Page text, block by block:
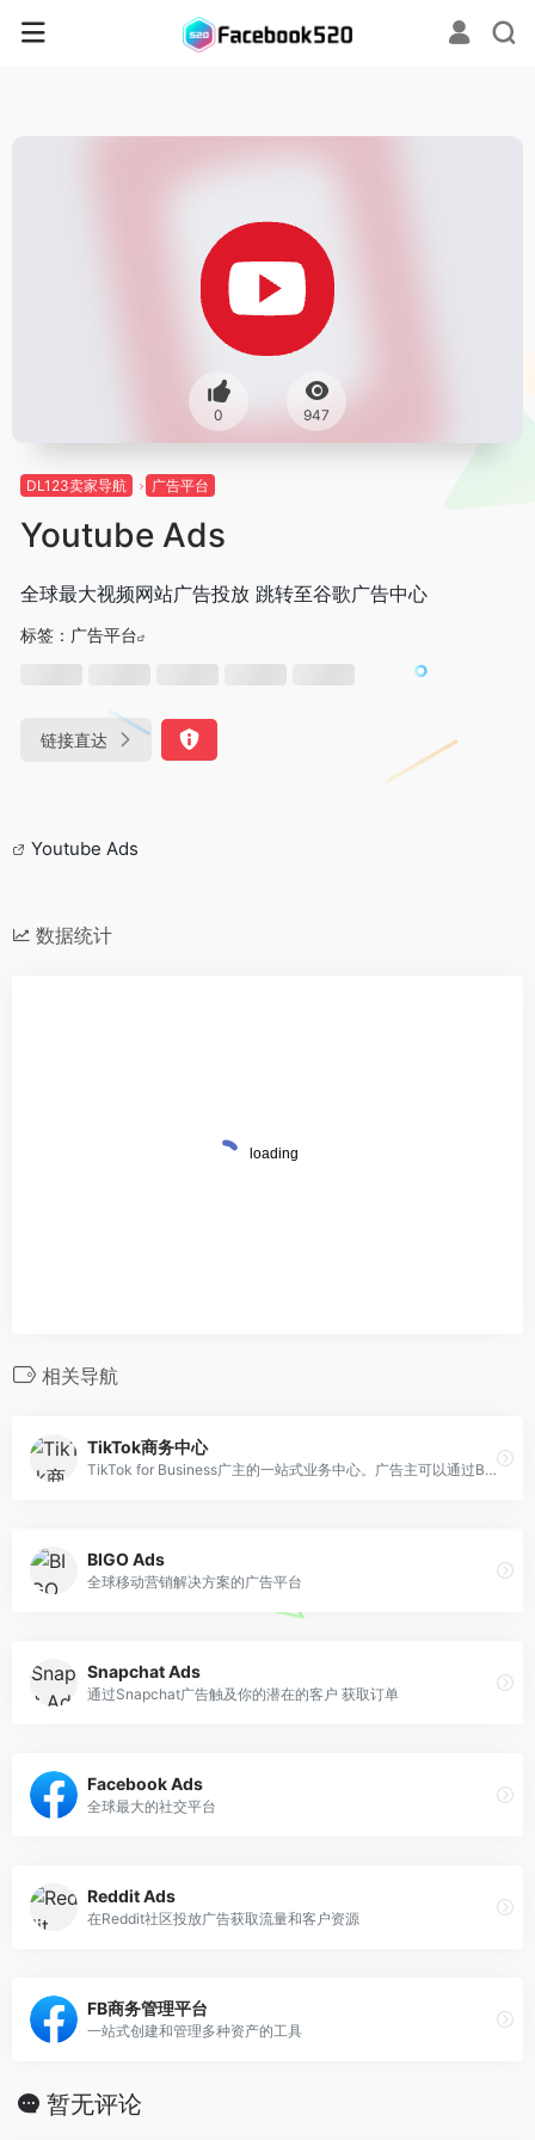
0 947
DL123卖家导航 广告平台
Youtube Ads
全球最大视频网站广告投放 跳转至谷歌广告中心
标签： 广告平台
链接直达
Youtube Ads
数据统计
相关导航
TikTok商务中心
TikTok for Business广主的一站式业务中心。广告主可以通过BC在TikTok上合作开展营销活动，让宣传内容覆盖目标受众。
BIGO Ads
全球移动营销解决方案的广告平台
Snapchat Ads
通过Snapchat广告触及你的潜在的客户 获取订单
Facebook Ads
全球最大的社交平台
Reddit Ads
在Reddit社区投放广告获取流量和客户资源
FB商务管理平台
一站式创建和管理多种资产的工具
暂无评论